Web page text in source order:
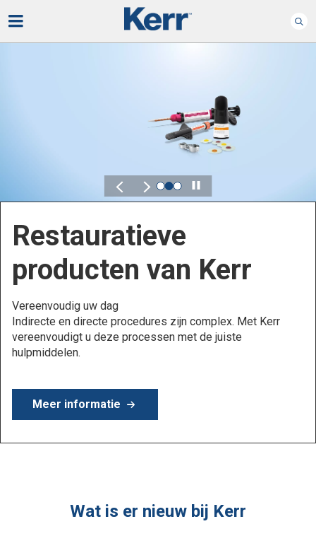
Kerr voor DSO
Ontdek oplossingen die zijn ontworpen om de prestaties
binnen uw Dental Service Organization te verbeteren.
Meer informatie:
Play
Wat is er nieuw bij Kerr